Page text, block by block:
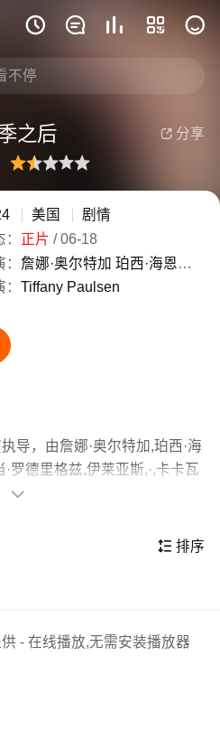
    
美国英语高清电影
 分享
之后
美国
剧情
正片 /06-18
詹娜·奥尔特加 珀西·海恩斯·怀特
Tiffany Paulsen
导，由詹娜·奥尔特加,珀西·海
·罗德里格兹,伊莱亚斯,·,卡卡瓦
演，故事情节跌岩起伏、扣人
slacker Barnes (Percy Hynes
spring turns to summer, the
love. But with Remy heading
couple are forced to
当期同类题材影片中具有一
架构上也都有不错的亮点，
合喜欢剧情类电影的观众观

 排序
- 在线播放,无需安装播放器